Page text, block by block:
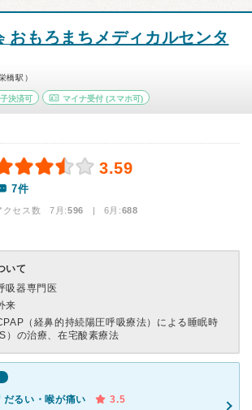
おもろまちメディカルセンタ
橋駅）
決済可 マイナ受付 (スマホ可)
3.59
7件
クセス数 7月:596 | 6月:688
いて
吸器専門医
来
（経鼻的持続陽圧呼吸療法）による睡眠時
）の治療、在宅酸素療法
だるい・喉が痛い
3.5